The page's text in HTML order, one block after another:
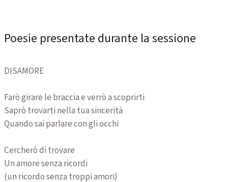
Poesie presentate durante la sessione
DISAMORE
Farò girare le braccia e verrò a scoprirti
Saprò trovarti nella tua sincerità
Quando sai parlare con gli occhi
Cercherò di trovare
Un amore senza ricordi
(un ricordo senza troppi amori)